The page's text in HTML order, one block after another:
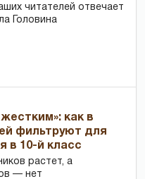
читателей отвечает
Головина
как в
фильтруют для
в 10-й класс
растет, а
— нет